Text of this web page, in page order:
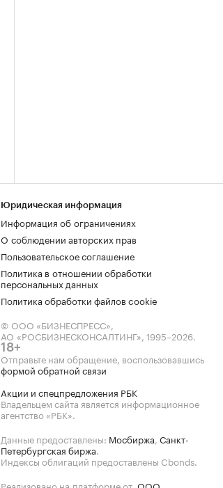
Юридическая информация
Информация об ограничениях
О соблюдении авторских прав
Пользовательское соглашение
Политика в отношении обработки
персональных данных
Политика обработки файлов cookie
© ООО «БИЗНЕСПРЕСС»,
АО «РОСБИЗНЕСКОНСАЛТИНГ», 1995–2026.
18+
Отправьте нам обращение, воспользовавшись
формой обратной связи
Акции и спецпредложения РБК
Владельцем сайта является информационное
агентство «РБК».
Данные предоставлены: Мосбиржа, Санкт-
Петербургская биржа.
Индексы облигаций предоставлены Cbonds.
Реализовано на платформе от ООО